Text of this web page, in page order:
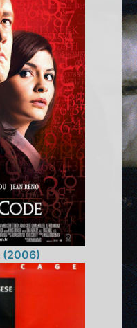
(2006)